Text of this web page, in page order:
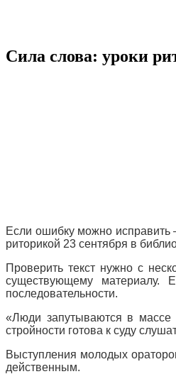
Сила слова: уроки
Если ошибку можно исправить
риторикой 23 сентября в
Проверить текст нужно с
существующему материалу.
последовательности.
«Люди запутываются в массе
стройности готова к суду
Выступления молодых
действенным.